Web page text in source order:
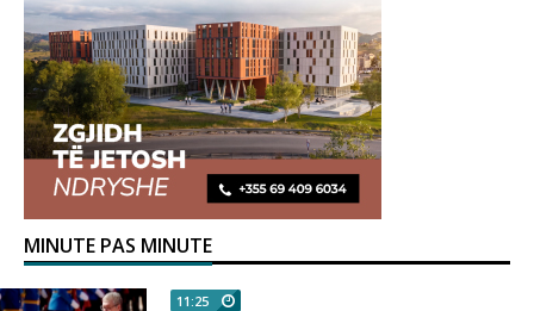
MINUTE PAS MINUTE
11:25